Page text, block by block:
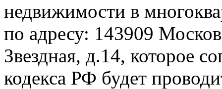
недвижимости в
по адресу: 143909
Звездная, д.14, которое
кодекса РФ будет